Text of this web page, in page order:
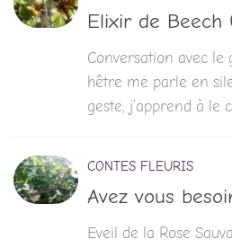
Elixir de
Conversation avec
hêtre me parle en
geste, j’apprend à le
CONTES FLEURIS
Avez vous
Eveil de la Rose